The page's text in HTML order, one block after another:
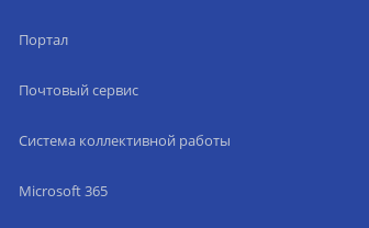
Портал
Почтовый сервис
Система коллективной работы
Microsoft 365